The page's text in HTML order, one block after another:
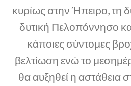
κυρίως στην Ήπειρο, τη
δυτική Πελοπόννησο
κάποιες σύντομες
βελτίωση ενώ το
θα αυξηθεί η αστάθεια